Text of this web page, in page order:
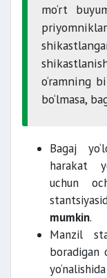
mo‘rt
o‘ramning
bo‘lmasa,
Bagaj
harakat
uchun
mumkin.
Manzil
boradigan